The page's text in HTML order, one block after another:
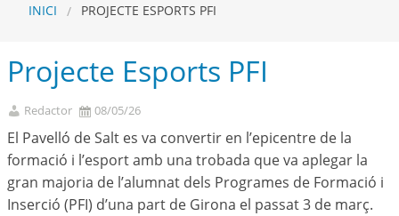
INICI PROJECTE ESPORTS PFI
Projecte Esports PFI
Redactor 08/05/26
El Pavelló de Salt es va convertir en l’epicentre de la
formació i l’esport amb una trobada que va aplegar la
gran majoria de l’alumnat dels Programes de Formació i
Inserció (PFI) d’una part de Girona el passat 3 de març.